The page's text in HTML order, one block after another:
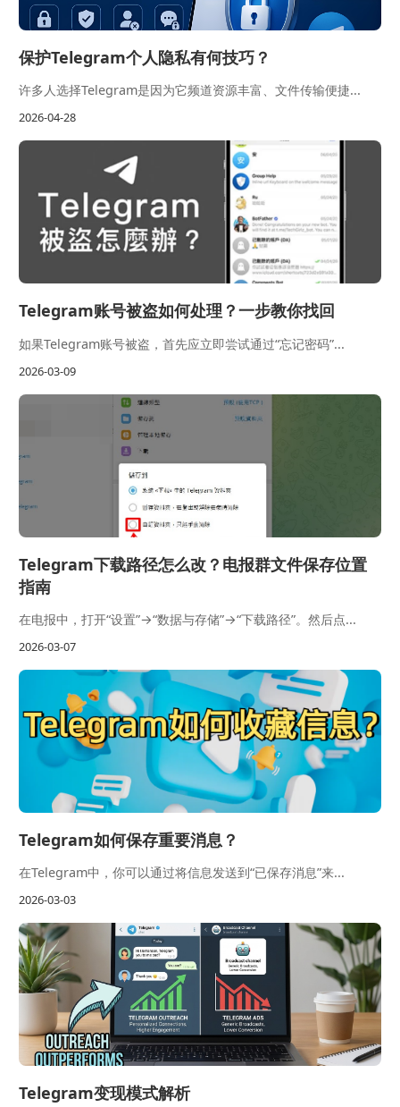
保护Telegram个人隐私有何技巧？
许多人选择Telegram是因为它频道资源丰富、文件传输便捷...
2026-04-28
Telegram账号被盗如何处理？一步教你找回
如果Telegram账号被盗，首先应立即尝试通过“忘记密码”...
2026-03-09
Telegram下载路径怎么改？电报群文件保存位置
指南
在电报中，打开“设置”→“数据与存储”→“下载路径”。然后点...
2026-03-07
Telegram如何保存重要消息？
在Telegram中，你可以通过将信息发送到“已保存消息”来...
2026-03-03
Telegram变现模式解析